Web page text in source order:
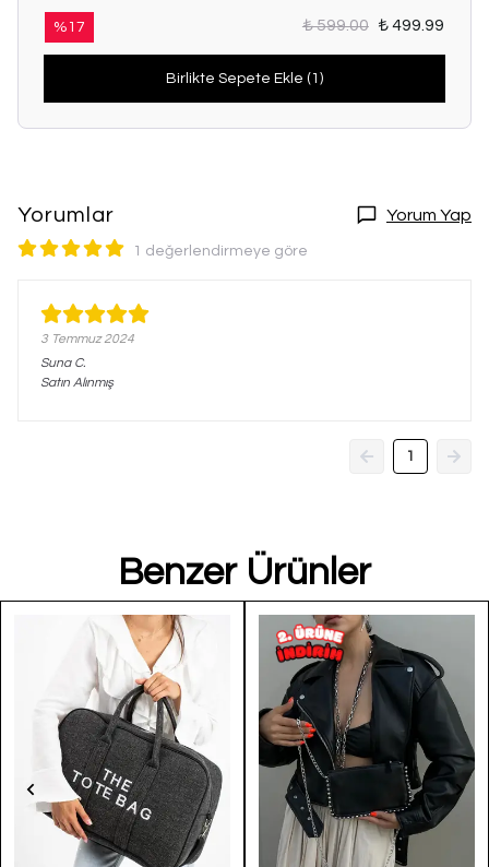
% 17 ₺ 599.00 ₺ 499.99
Birlikte Sepete Ekle (1)
Yorumlar Yorum Yap
1 değerlendirmeye göre
3 Temmuz 2024
Suna C.
Satın Alınmış
1
Benzer Ürünler